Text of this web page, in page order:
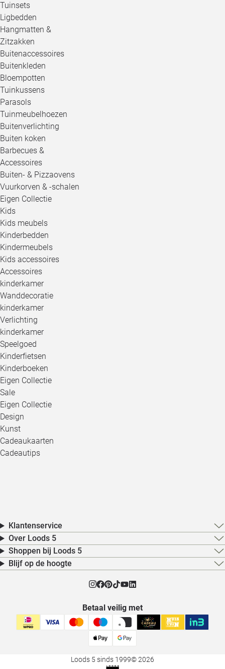
Tuinsets
Ligbedden
Hangmatten &
Zitzakken
Buitenaccessoires
Buitenkleden
Bloempotten
Tuinkussens
Parasols
Tuinmeubelhoezen
Buitenverlichting
Buiten koken
Barbecues &
Accessoires
Buiten- & Pizzaovens
Vuurkorven & -schalen
Eigen Collectie
Kids
Kids meubels
Kinderbedden
Kindermeubels
Kids accessoires
Accessoires
kinderkamer
Wanddecoratie
kinderkamer
Verlichting
kinderkamer
Speelgoed
Kinderfietsen
Kinderboeken
Eigen Collectie
Sale
Eigen Collectie
Design
Kunst
Cadeaukaarten
Cadeautips
Klantenservice
Over Loods 5
Shoppen bij Loods 5
Blijf op de hoogte
Betaal veilig met
Loods 5 sinds 1999© 2026